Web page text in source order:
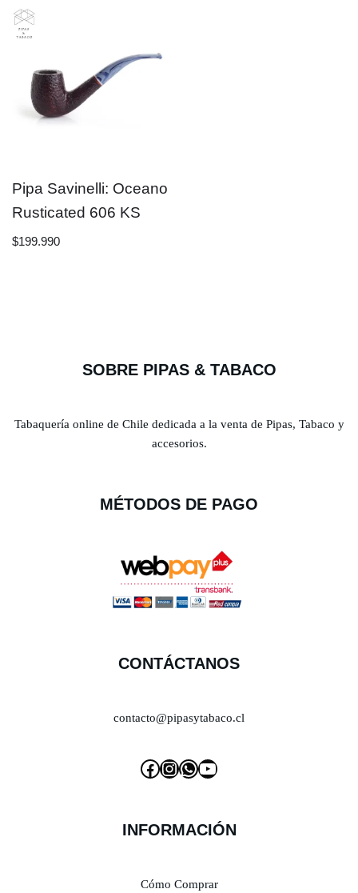
Pipa Savinelli: Oceano
Rusticated 606 KS
$199.990
SOBRE PIPAS & TABACO
Tabaquería online de Chile dedicada a la venta de Pipas, Tabaco y
accesorios.
MÉTODOS DE PAGO
CONTÁCTANOS
contacto@pipasytabaco.cl
INFORMACIÓN
Cómo Comprar